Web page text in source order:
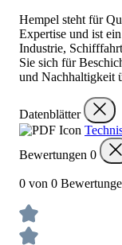
Hempel steht für
Expertise und ist
Industrie,
Sie sich für
und Nachhaltigkeit
Datenblätter
Bewertungen 0
0 von 0